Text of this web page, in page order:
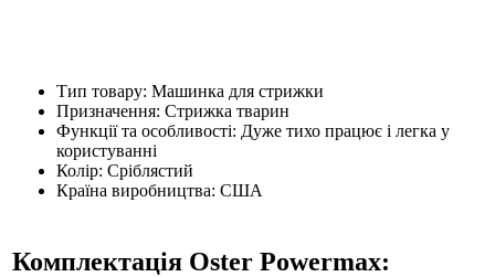
Тип товару: Машинка для стрижки
Призначення: Стрижка тварин
Функції та особливості: Дуже тихо працює і легка у
користуванні
Колір: Сріблястий
Країна виробництва: США
Комплектація Oster Powermax: